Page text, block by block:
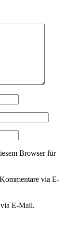
Browser für
via E-
E-Mail.